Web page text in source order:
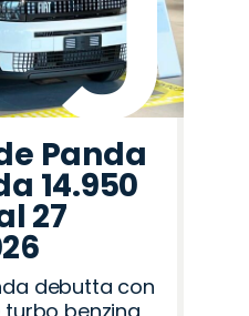
Panda
14.950
27
debutta con